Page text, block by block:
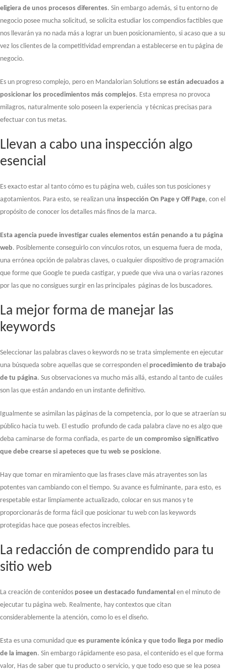
eligiera de unos procesos diferentes. Sin embargo además, si tu entorno de
negocio posee mucha solicitud, se solicita estudiar los compendios factibles que
nos llevarán ya no nada más a lograr un buen posicionamiento, si acaso que a su
vez los clientes de la competitividad emprendan a establecerse en tu página de
negocio.
Es un progreso complejo, pero en Mandalorian Solutions se están adecuados a
posicionar los procedimientos más complejos. Esta empresa no provoca
milagros, naturalmente solo poseen la experiencia y técnicas precisas para
efectuar con tus metas.
Llevan a cabo una inspección algo
esencial
Es exacto estar al tanto cómo es tu página web, cuáles son tus posiciones y
agotamientos. Para esto, se realizan una inspección On Page y Off Page, con el
propósito de conocer los detalles más finos de la marca.
Esta agencia puede investigar cuales elementos están penando a tu página
web. Posiblemente conseguirlo con vínculos rotos, un esquema fuera de moda,
una errónea opción de palabras claves, o cualquier dispositivo de programación
que forme que Google te pueda castigar, y puede que viva una o varias razones
por las que no consigues surgir en las principales páginas de los buscadores.
La mejor forma de manejar las
keywords
Seleccionar las palabras claves o keywords no se trata simplemente en ejecutar
una búsqueda sobre aquellas que se corresponden el procedimiento de trabajo
de tu página. Sus observaciones va mucho más allá, estando al tanto de cuáles
son las que están andando en un instante definitivo.
Igualmente se asimilan las páginas de la competencia, por lo que se atraerían su
público hacia tu web. El estudio profundo de cada palabra clave no es algo que
deba caminarse de forma confiada, es parte de un compromiso significativo
que debe crearse si apeteces que tu web se posicione.
Hay que tomar en miramiento que las frases clave más atrayentes son las
potentes van cambiando con el tiempo. Su avance es fulminante, para esto, es
respetable estar limpiamente actualizado, colocar en sus manos y te
proporcionarás de forma fácil que posicionar tu web con las keywords
protegidas hace que poseas efectos increíbles.
La redacción de comprendido para tu
sitio web
La creación de contenidos posee un destacado fundamental en el minuto de
ejecutar tu página web. Realmente, hay contextos que citan
considerablemente la atención, como lo es el diseño.
Esta es una comunidad que es puramente icónica y que todo llega por medio
de la imagen. Sin embargo rápidamente eso pasa, el contenido es el que forma
valor, Has de saber que tu producto o servicio, y que todo eso que se lea posea